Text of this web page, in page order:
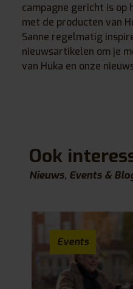
campagne gericht is op
met de producten van
Sanne regelmatig
nieuwsartikelen om je
van Huka en onze
Ook
Nieuws, Events &
Events